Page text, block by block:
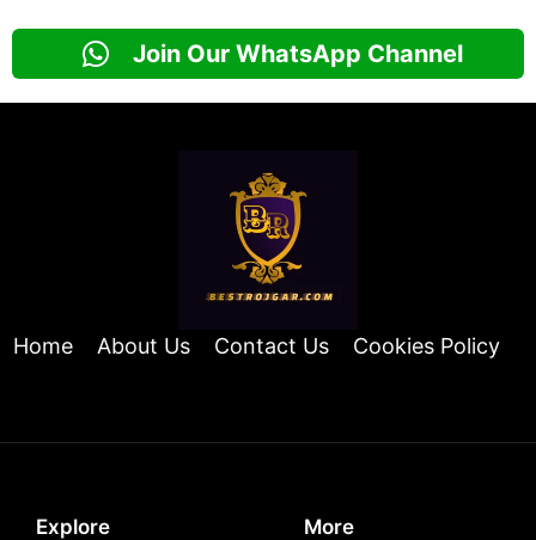
Join Our WhatsApp Channel
Home About Us Contact Us Cookies Policy
Explore More